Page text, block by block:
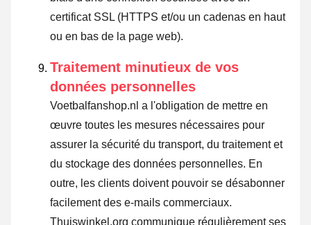
certificat SSL (HTTPS et/ou un cadenas en haut
ou en bas de la page web).
Traitement minutieux de vos
données personnelles
Voetbalfanshop.nl a l'obligation de mettre en
œuvre toutes les mesures nécessaires pour
assurer la sécurité du transport, du traitement et
du stockage des données personnelles. En
outre, les clients doivent pouvoir se désabonner
facilement des e-mails commerciaux.
Thuiswinkel.org communique régulièrement ses